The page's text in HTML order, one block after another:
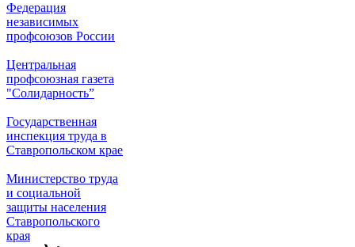
Федерация
независимых
профсоюзов России
Центральная
профсоюзная газета
"Солидарность”
Государственная
инспекция труда в
Ставропольском крае
Министерство труда
и социальной
защиты населения
Ставропольского
края